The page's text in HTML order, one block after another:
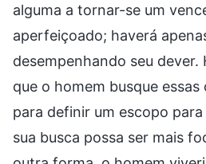
alguma a tornar-se um
aperfeiçoado; haverá
desempenhando seu dever.
que o homem busque
para definir um escopo
sua busca possa ser mais